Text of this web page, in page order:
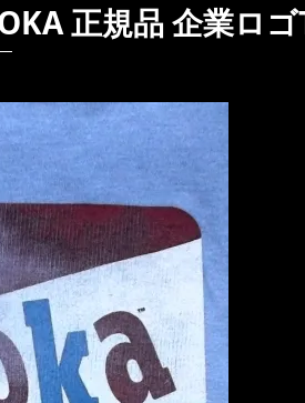
正規品 企業ロ